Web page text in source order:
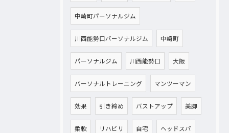
中崎町パーソナルジム
川西能勢口パーソナルジム 中崎町
パーソナルジム 川西能勢口 大阪
パーソナルトレーニング マンツーマン
効果 引き締め バストアップ 美脚
柔軟 リハビリ 自宅 ヘッドスパ